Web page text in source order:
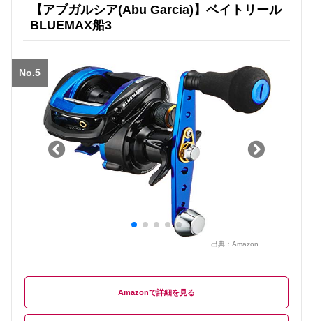
【アブガルシア(Abu Garcia)】ベイトリール
BLUEMAX船3
No.5
出典： Amazon
Amazon